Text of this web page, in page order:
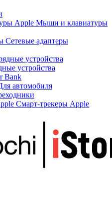
Мыши и клавиатуры
Сетевые адаптеры
устройства
Bank
автомобиля
Смарт-трекеры Apple